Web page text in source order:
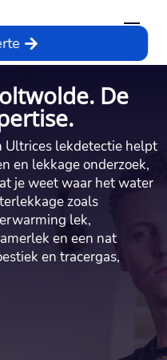
De
lekdetectie helpt
en lekkage onderzoek,
je weet waar het water
zoals
lek,
en een nat
en tracergas,